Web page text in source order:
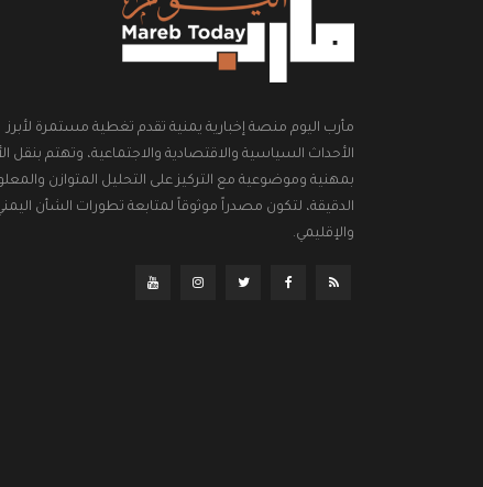
مأرب اليوم منصة إخبارية يمنية تقدم تغطية مستمرة لأبرز
الأحداث السياسية والاقتصادية والاجتماعية، وتهتم بنقل
بمهنية وموضوعية مع التركيز على التحليل المتوازن
الدقيقة، لتكون مصدراً موثوقاً لمتابعة تطورات الشأن
والإقليمي.